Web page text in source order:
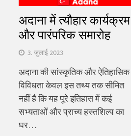
अदाना में त्यौहार कार्यक्रम
और पारंपरिक समारोह
3. जुलाई 2023
अदाना की सांस्कृतिक और ऐतिहासिक
विविधता केवल इस तथ्य तक सीमित
नहीं है कि यह पूरे इतिहास में कई
सभ्यताओं और प्राच्य हस्तशिल्प का
घर…